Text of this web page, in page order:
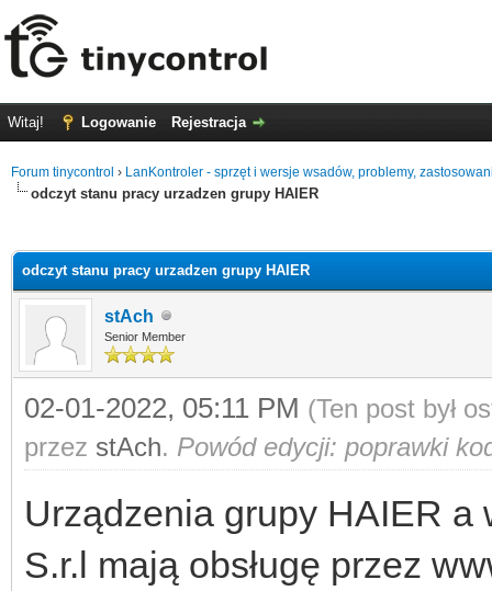
Witaj! Logowanie Rejestracja
Forum tinycontrol › LanKontroler - sprzęt i wersje wsadów, problemy,
odczyt stanu pracy urzadzen grupy HAIER
odczyt stanu pracy urzadzen grupy HAIER
stAch
Senior Member
02-01-2022, 05:11 PM (Ten post był
przez stAch. Powód edycji: poprawki
Urządzenia grupy HAIER a
S.r.l mają obsługę przez